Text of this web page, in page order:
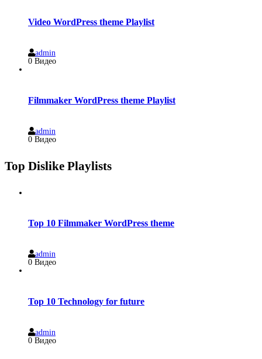
Video WordPress theme Playlist
admin
0 Видео
Filmmaker WordPress theme Playlist
admin
0 Видео
Top Dislike Playlists
Top 10 Filmmaker WordPress theme
admin
0 Видео
Top 10 Technology for future
admin
0 Видео